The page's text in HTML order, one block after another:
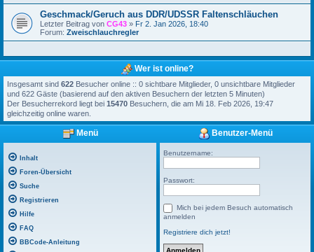
Geschmack/Geruch aus DDR/UDSSR Faltenschläuchen
Letzter Beitrag von CG43 » Fr 2. Jan 2026, 18:40
Forum: Zweischlauchregler
Wer ist online?
Insgesamt sind 622 Besucher online :: 0 sichtbare Mitglieder, 0 unsichtbare Mitglieder
und 622 Gäste (basierend auf den aktiven Besuchern der letzten 5 Minuten)
Der Besucherrekord liegt bei 15470 Besuchern, die am Mi 18. Feb 2026, 19:47
gleichzeitig online waren.
Menü
Inhalt
Foren-Übersicht
Suche
Registrieren
Hilfe
FAQ
BBCode-Anleitung
Benutzer-Menü
Benutzername:
Passwort:
Mich bei jedem Besuch automatisch
anmelden
Registriere dich jetzt!